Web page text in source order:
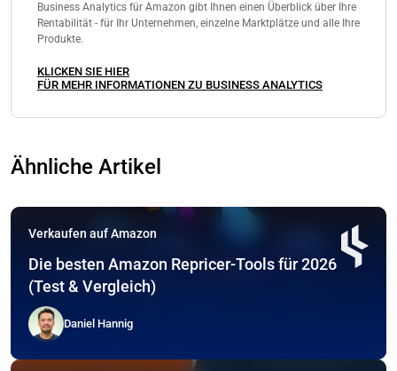
Business Analytics für Amazon gibt Ihnen einen Überblick über Ihre
Rentabilität - für Ihr Unternehmen, einzelne Marktplätze und alle Ihre
Produkte.
KLICKEN SIE HIER
FÜR MEHR INFORMATIONEN ZU BUSINESS ANALYTICS
Ähnliche Artikel
Verkaufen auf Amazon
Die besten Amazon Repricer-Tools für 2026
(Test & Vergleich)
Daniel Hannig